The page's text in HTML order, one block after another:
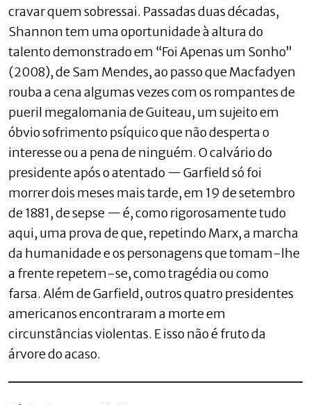
cravar quem sobressai. Passadas duas décadas,
Shannon tem uma oportunidade à altura do
talento demonstrado em “Foi Apenas um Sonho”
(2008), de Sam Mendes, ao passo que Macfadyen
rouba a cena algumas vezes com os rompantes de
pueril megalomania de Guiteau, um sujeito em
óbvio sofrimento psíquico que não desperta o
interesse ou a pena de ninguém. O calvário do
presidente após o atentado — Garfield só foi
morrer dois meses mais tarde, em 19 de setembro
de 1881, de sepse — é, como rigorosamente tudo
aqui, uma prova de que, repetindo Marx, a marcha
da humanidade e os personagens que tomam-lhe
a frente repetem-se, como tragédia ou como
farsa. Além de Garfield, outros quatro presidentes
americanos encontraram a morte em
circunstâncias violentas. E isso não é fruto da
árvore do acaso.